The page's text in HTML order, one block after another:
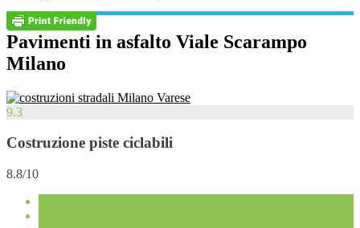
Pavimenti in asfalto Viale Scarampo
Milano
9.3
Costruzione piste ciclabili
8.8/10